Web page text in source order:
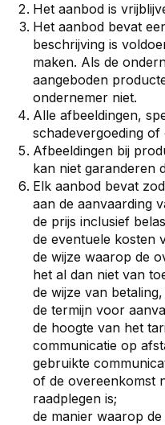
Het aanbod is
Het aanbod bevat
beschrijving is
maken. Als de
aangeboden
ondernemer niet.
Alle afbeeldingen,
schadevergoeding
Afbeeldingen bij
kan niet garanderen
Elk aanbod bevat
aan de aanvaarding
de prijs inclusief
de eventuele kosten
de wijze waarop de
het al dan niet van
de wijze van
de termijn voor
de hoogte van het
communicatie op
gebruikte
of de overeenkomst
raadplegen is;
de manier waarop